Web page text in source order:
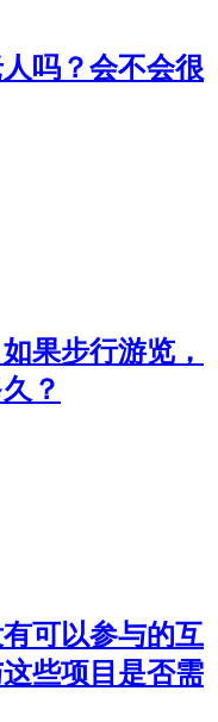
吗？会不会很
果步行游览，
？
可以参与的互
些项目是否需